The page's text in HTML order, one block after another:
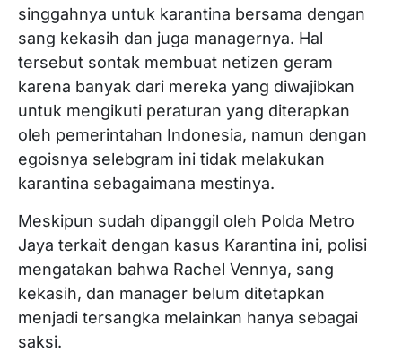
singgahnya untuk karantina bersama dengan
sang kekasih dan juga managernya. Hal
tersebut sontak membuat netizen geram
karena banyak dari mereka yang diwajibkan
untuk mengikuti peraturan yang diterapkan
oleh pemerintahan Indonesia, namun dengan
egoisnya selebgram ini tidak melakukan
karantina sebagaimana mestinya.
Meskipun sudah dipanggil oleh Polda Metro
Jaya terkait dengan kasus Karantina ini, polisi
mengatakan bahwa Rachel Vennya, sang
kekasih, dan manager belum ditetapkan
menjadi tersangka melainkan hanya sebagai
saksi.